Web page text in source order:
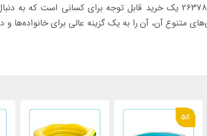
استخر پیش ساخته فریمی اینتکس 10 متری کد 26378 یک خرید قابل توجه
آن، آن را به یک گزینه عالی برای خانواده‌ها و
5٪